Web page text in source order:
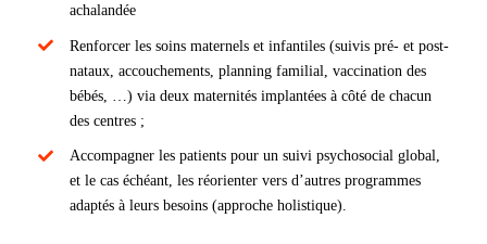
achalandée
Renforcer les soins maternels et infantiles (suivis pré- et post-
nataux, accouchements, planning familial, vaccination des
bébés, …) via deux maternités implantées à côté de chacun
des centres ;
Accompagner les patients pour un suivi psychosocial global,
et le cas échéant, les réorienter vers d’autres programmes
adaptés à leurs besoins (approche holistique).